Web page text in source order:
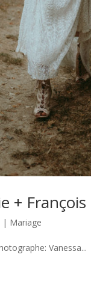
+ François
| Mariage
Vanessa...